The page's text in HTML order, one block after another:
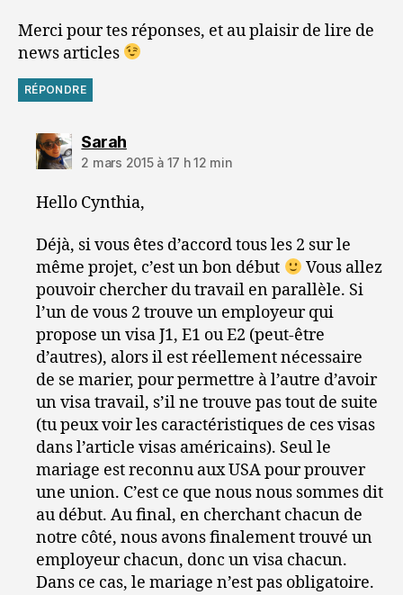
Merci pour tes réponses, et au plaisir de lire de
news articles
RÉPONDRE
Sarahdit :
2 mars 2015 à 17 h 12 min
Hello Cynthia,
Déjà, si vous êtes d’accord tous les 2 sur le
même projet, c’est un bon début
Vous allez
pouvoir chercher du travail en parallèle. Si
l’un de vous 2 trouve un employeur qui
propose un visa J1, E1 ou E2 (peut-être
d’autres), alors il est réellement nécessaire
de se marier, pour permettre à l’autre d’avoir
un visa travail, s’il ne trouve pas tout de suite
(tu peux voir les caractéristiques de ces visas
dans l’article visas américains). Seul le
mariage est reconnu aux USA pour prouver
une union. C’est ce que nous nous sommes dit
au début. Au final, en cherchant chacun de
notre côté, nous avons finalement trouvé un
employeur chacun, donc un visa chacun.
Dans ce cas, le mariage n’est pas obligatoire.